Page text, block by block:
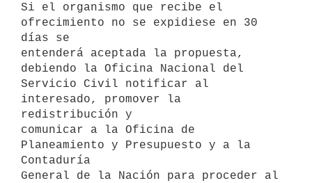
Si el organismo que recibe el
ofrecimiento no se expidiese en 30
días se
entenderá aceptada la propuesta,
debiendo la Oficina Nacional del
Servicio Civil notificar al
interesado, promover la
redistribución y
comunicar a la Oficina de
Planeamiento y Presupuesto y a la
Contaduría
General de la Nación para proceder al